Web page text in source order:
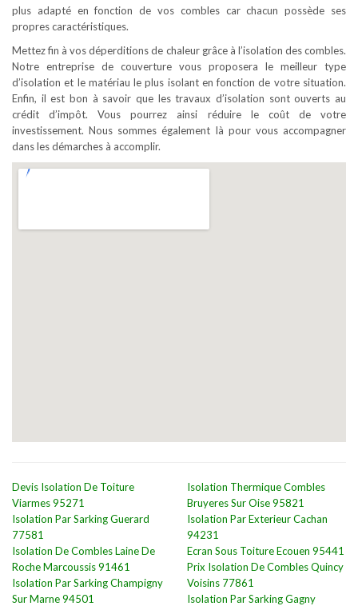
plus adapté en fonction de vos combles car chacun possède ses
propres caractéristiques.
Mettez fin à vos déperditions de chaleur grâce à l’isolation des combles.
Notre entreprise de couverture vous proposera le meilleur type
d’isolation et le matériau le plus isolant en fonction de votre situation.
Enfin, il est bon à savoir que les travaux d’isolation sont ouverts au
crédit d’impôt. Vous pourrez ainsi réduire le coût de votre
investissement. Nous sommes également là pour vous accompagner
dans les démarches à accomplir.
Devis Isolation De Toiture
Viarmes 95271
Isolation Par Sarking Guerard
77581
Isolation De Combles Laine De
Roche Marcoussis 91461
Isolation Par Sarking Champigny
Sur Marne 94501
Isolation Thermique Combles
Bruyeres Sur Oise 95821
Isolation Par Exterieur Cachan
94231
Ecran Sous Toiture Ecouen 95441
Prix Isolation De Combles Quincy
Voisins 77861
Isolation Par Sarking Gagny